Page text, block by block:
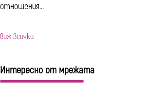
отношения...
виж всички
Интересно от мрежата